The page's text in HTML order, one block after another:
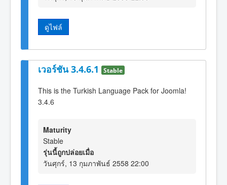
ดูไฟล์
เวอร์ชัน 3.4.6.1 Stable
This is the Turkish Language Pack for Joomla!
3.4.6
Maturity
Stable
รุ่นนี้ถูกปล่อยเมื่อ
วันศุกร์, 13 กุมภาพันธ์ 2558 22:00